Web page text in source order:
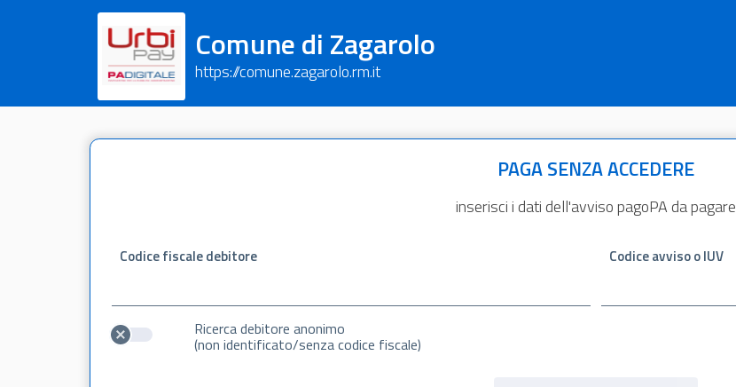
Comune di Zagarolo
https://comune.zagarolo.rm.it
PAGA SENZA ACCEDERE
inserisci i dati dell'avviso pagoPA da pagare
Codice fiscale debitore
Ricerca debitore anonimo
(non identificato/senza codice fiscale)
Codice avviso o IUV